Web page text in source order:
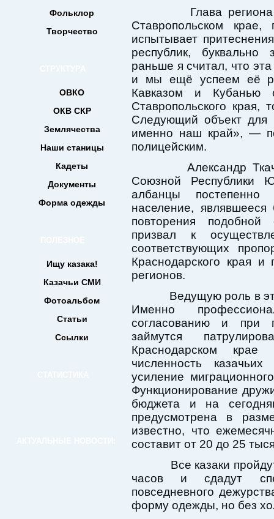
Фольклор
Творчество
ОВКО
ОКВ СКР
Землячества
Наши станицы
Кадеты
Документы
Форма одежды
Ищу казака!
Казачьи СМИ
Фотоальбом
Статьи
Ссылки
Глава региона
Ставропольском
испытывает
республик, буквально
раньше я считал, что
и мы ещё успеем её
Кавказом и Кубанью
Ставропольского края,
Следующий объект для
именно наш край», —
полицейским.
Александр
Союзной Республики
албанцы постепенно
население,
повторения
призвал к
соответствующих
Краснодарского края и
регионов.
Ведущую роль в
Именно
согласованию и при
займутся
Краснодарском
численность
усиление
Функционирование
бюджета и на
предусмотрена в
известно, что
составит от 20 до 25
Все казаки
часов и сдадут
повседневного
форму одежды, но без